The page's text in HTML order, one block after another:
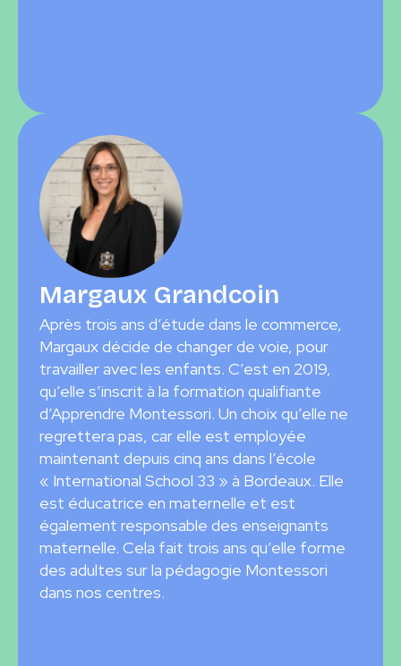
Margaux Grandcoin
Après trois ans d’étude dans le commerce,
Margaux décide de changer de voie, pour
travailler avec les enfants. C’est en 2019,
qu’elle s’inscrit à la formation qualifiante
d’Apprendre Montessori. Un choix qu’elle ne
regrettera pas, car elle est employée
maintenant depuis cinq ans dans l’école
« International School 33 » à Bordeaux. Elle
est éducatrice en maternelle et est
également responsable des enseignants
maternelle. Cela fait trois ans qu’elle forme
des adultes sur la pédagogie Montessori
dans nos centres.